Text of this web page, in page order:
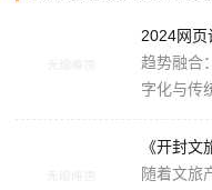
2024网页
趋势融合
字化与传
模式与汴
计的平衡
随着文旅